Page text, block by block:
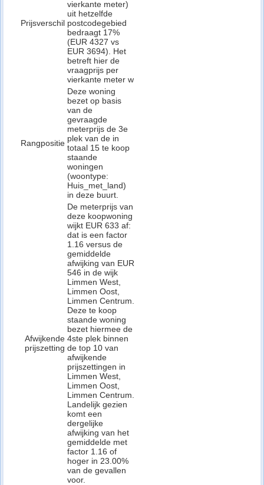
Prijsverschil
vierkante meter)
uit hetzelfde
postcodegebied
bedraagt 17%
(EUR 4327 vs
EUR 3694). Het
betreft hier de
vraagprijs per
vierkante meter w
Rangpositie
Deze woning
bezet op basis
van de
gevraagde
meterprijs de 3e
plek van de in
totaal 15 te koop
staande
woningen
(woontype:
Huis_met_land)
in deze buurt.
Afwijkende
prijszetting
De meterprijs van
deze koopwoning
wijkt EUR 633 af:
dat is een factor
1.16 versus de
gemiddelde
afwijking van EUR
546 in de wijk
Limmen West,
Limmen Oost,
Limmen Centrum.
Deze te koop
staande woning
bezet hiermee de
4ste plek binnen
de top 10 van
afwijkende
prijszettingen in
Limmen West,
Limmen Oost,
Limmen Centrum.
Landelijk gezien
komt een
dergelijke
afwijking van het
gemiddelde met
factor 1.16 of
hoger in 23.00%
van de gevallen
voor.